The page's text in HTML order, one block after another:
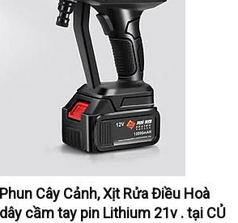
Cây Cảnh, Xịt Rửa Điều Hoà
cầm tay pin Lithium 21v . tại CỦ